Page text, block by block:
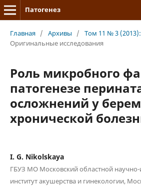
Патогенез
Главная / Архивы / Том 11 № 3
Оригинальные исследования
Роль микробного
патогенезе
осложнений у
хронической
I. G. Nikolskaya
ГБУЗ МО Московский областной научно-
институт акушерства и гинекологии,